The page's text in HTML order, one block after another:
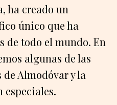
ha creado un
único que ha
de todo el mundo. En
algunas de las
Almodóvar y la
especiales.